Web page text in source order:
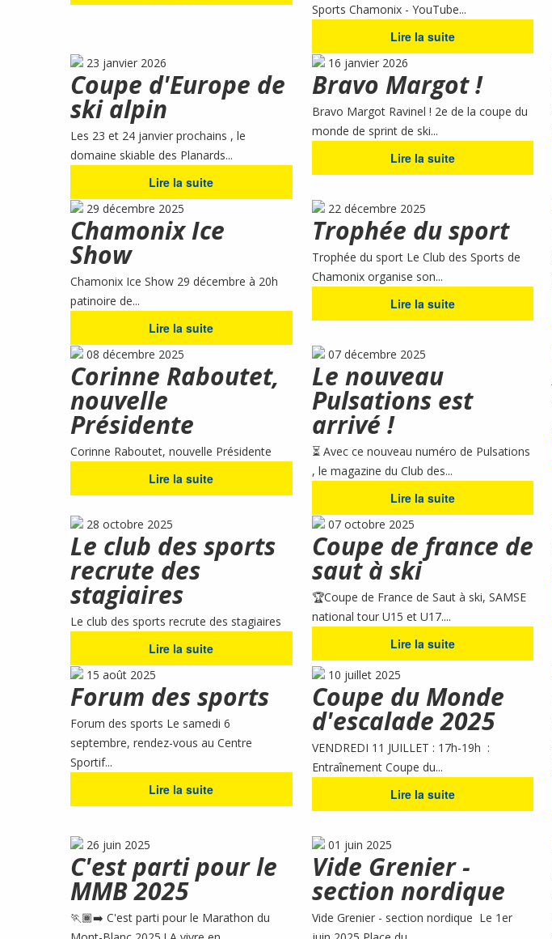
Sports Chamonix - YouTube...
Lire la suite
23 janvier 2026
Coupe d'Europe de
ski alpin
Les 23 et 24 janvier prochains , le
domaine skiable des Planards...
Lire la suite
16 janvier 2026
Bravo Margot !
Bravo Margot Ravinel ! 2e de la coupe du
monde de sprint de ski...
Lire la suite
29 décembre 2025
Chamonix Ice
Show
Chamonix Ice Show 29 décembre à 20h
patinoire de...
Lire la suite
22 décembre 2025
Trophée du sport
Trophée du sport Le Club des Sports de
Chamonix organise son...
Lire la suite
08 décembre 2025
Corinne Raboutet,
nouvelle
Présidente
Corinne Raboutet, nouvelle Présidente
Lire la suite
07 décembre 2025
Le nouveau
Pulsations est
arrivé !
⏳ Avec ce nouveau numéro de Pulsations
, le magazine du Club des...
Lire la suite
28 octobre 2025
Le club des sports
recrute des
stagiaires
Le club des sports recrute des stagiaires
Lire la suite
07 octobre 2025
Coupe de france de
saut à ski
🏆Coupe de France de Saut à ski, SAMSE
national tour U15 et U17....
Lire la suite
15 août 2025
Forum des sports
Forum des sports Le samedi 6
septembre, rendez-vous au Centre
Sportif...
Lire la suite
10 juillet 2025
Coupe du Monde
d'escalade 2025
VENDREDI 11 JUILLET : 17h-19h :
Entraînement Coupe du...
Lire la suite
26 juin 2025
C'est parti pour le
MMB 2025
🏃🏾‍➡️ C'est parti pour le Marathon du
01 juin 2025
Vide Grenier -
section nordique
Vide Grenier - section nordique Le 1er